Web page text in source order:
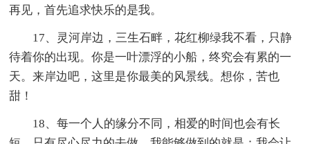
再见，首先追求快乐的是我。
17、灵河岸边，三生石畔，花红柳绿我不看，只静
待着你的出现。你是一叶漂浮的小船，终究会有累的一
天。来岸边吧，这里是你最美的风景线。想你，苦也
甜！
18、每一个人的缘分不同，相爱的时间也会有长